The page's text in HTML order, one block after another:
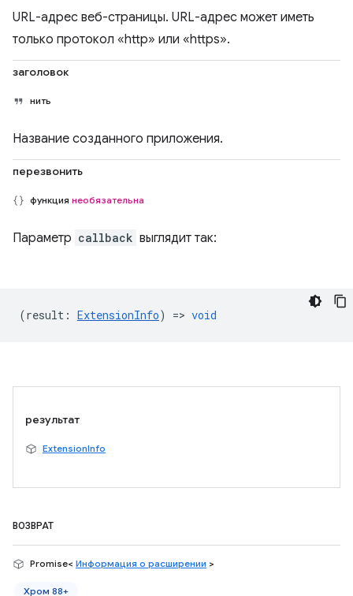
URL-адрес веб-страницы. URL-адрес может иметь
только протокол «http» или «https».
заголовок
нить
Название созданного приложения.
перезвонить
функция необязательна
Параметр callback выглядит так:
(result : ExtensionInfo) => void
результат
ExtensionInfo
ВОЗВРАТ
Promise< Информация о расширении >
Хром 88+